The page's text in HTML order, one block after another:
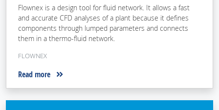
Flownex is a design tool for fluid network. It allows a fast
and accurate CFD analyses of a plant because it defines
components through lumped parameters and connects
them in a thermo-fluid network.
FLOWNEX
Read more